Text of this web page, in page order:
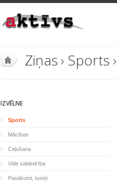
Ziņas› Sports ›
IZVĒLNE
Sports
Mācības
Ceļošana
Vide sabiedrība
Pasākumi, tusiņi